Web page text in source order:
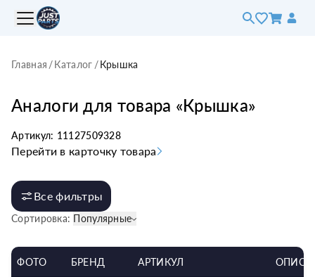
Главная /Каталог /Крышка
Аналоги для товара «Крышка»
Артикул: 11127509328
Перейти в карточку товара
Все фильтры
Сортировка: Популярные
ФОТО БРЕНД АРТИКУЛ